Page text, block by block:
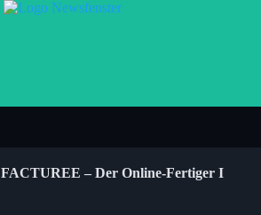
FACTUREE – Der Online-Fertiger I